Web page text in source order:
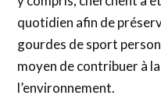
quotidien afin de
gourdes de sport
moyen de contribuer à
l’environnement.